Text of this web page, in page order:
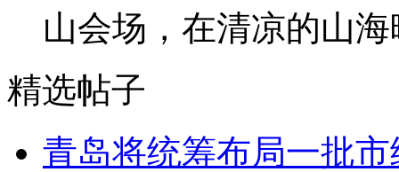
山会场，在清凉的山
精选帖子
青岛将统筹布局一批市